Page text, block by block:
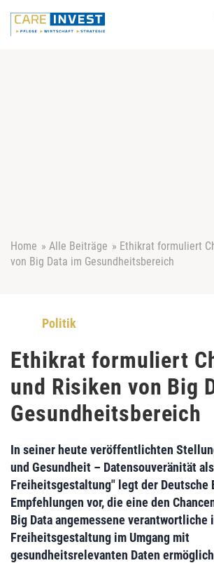
Home » Alle Beiträge » Ethikrat formuliert
von Big Data im Gesundheitsbereich
Politik
Ethikrat formuliert
und Risiken von Big
Gesundheitsbereich
In seiner heute veröffentlichten
und Gesundheit – Datensouveränität
Freiheitsgestaltung" legt der Deutsche
Empfehlungen vor, die eine den
Big Dataangemessene
Freiheitsgestaltung im Umgang mit
gesundheitsrelevanten Daten